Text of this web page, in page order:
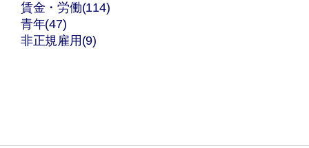
賃金・労働(114)
青年(47)
非正規雇用(9)